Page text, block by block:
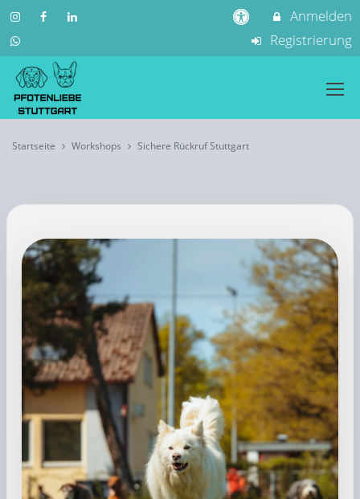
Anmelden
Registrierung
Startseite Workshops Sichere Rückruf Stuttgart